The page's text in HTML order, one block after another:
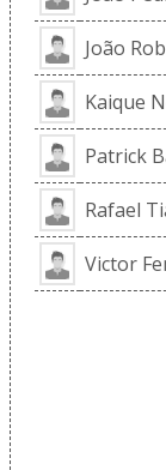
João
Kaique
Patrick
Rafael
Victor